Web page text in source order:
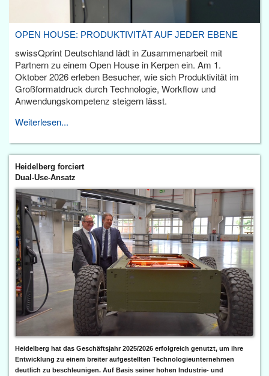
OPEN HOUSE: PRODUKTIVITÄT AUF JEDER EBENE
swissQprint Deutschland lädt in Zusammenarbeit mit
Partnern zu einem Open House in Kerpen ein. Am 1.
Oktober 2026 erleben Besucher, wie sich Produktivität im
Großformatdruck durch Technologie, Workflow und
Anwendungskompetenz steigern lässt.
Weiterlesen...
Heidelberg forciert
Dual-Use-Ansatz
Heidelberg hat das Geschäftsjahr 2025/2026 erfolgreich genutzt, um ihre
Entwicklung zu einem breiter aufgestellten Technologieunternehmen
deutlich zu beschleunigen. Auf Basis seiner hohen Industrie- und